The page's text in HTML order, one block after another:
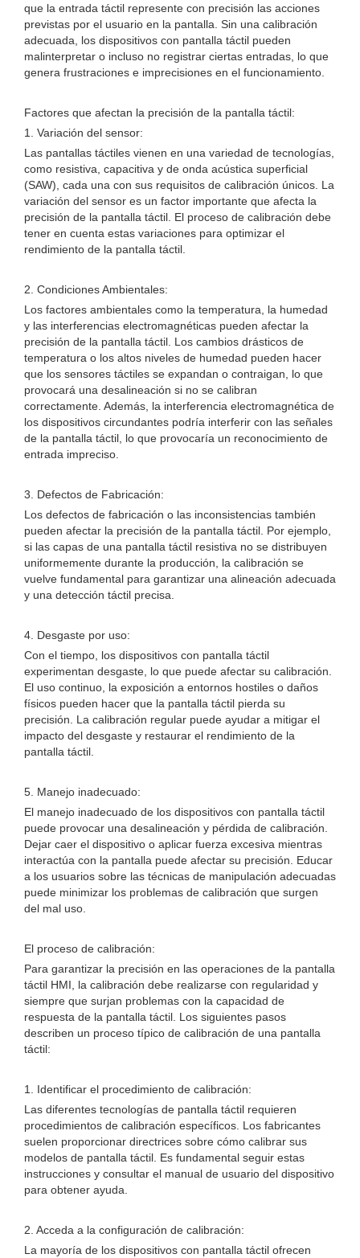
que la entrada táctil represente con precisión las acciones
previstas por el usuario en la pantalla. Sin una calibración
adecuada, los dispositivos con pantalla táctil pueden
malinterpretar o incluso no registrar ciertas entradas, lo que
genera frustraciones e imprecisiones en el funcionamiento.
Factores que afectan la precisión de la pantalla táctil:
1. Variación del sensor:
Las pantallas táctiles vienen en una variedad de tecnologías,
como resistiva, capacitiva y de onda acústica superficial
(SAW), cada una con sus requisitos de calibración únicos. La
variación del sensor es un factor importante que afecta la
precisión de la pantalla táctil. El proceso de calibración debe
tener en cuenta estas variaciones para optimizar el
rendimiento de la pantalla táctil.
2. Condiciones Ambientales:
Los factores ambientales como la temperatura, la humedad
y las interferencias electromagnéticas pueden afectar la
precisión de la pantalla táctil. Los cambios drásticos de
temperatura o los altos niveles de humedad pueden hacer
que los sensores táctiles se expandan o contraigan, lo que
provocará una desalineación si no se calibran
correctamente. Además, la interferencia electromagnética de
los dispositivos circundantes podría interferir con las señales
de la pantalla táctil, lo que provocaría un reconocimiento de
entrada impreciso.
3. Defectos de Fabricación:
Los defectos de fabricación o las inconsistencias también
pueden afectar la precisión de la pantalla táctil. Por ejemplo,
si las capas de una pantalla táctil resistiva no se distribuyen
uniformemente durante la producción, la calibración se
vuelve fundamental para garantizar una alineación adecuada
y una detección táctil precisa.
4. Desgaste por uso:
Con el tiempo, los dispositivos con pantalla táctil
experimentan desgaste, lo que puede afectar su calibración.
El uso continuo, la exposición a entornos hostiles o daños
físicos pueden hacer que la pantalla táctil pierda su
precisión. La calibración regular puede ayudar a mitigar el
impacto del desgaste y restaurar el rendimiento de la
pantalla táctil.
5. Manejo inadecuado:
El manejo inadecuado de los dispositivos con pantalla táctil
puede provocar una desalineación y pérdida de calibración.
Dejar caer el dispositivo o aplicar fuerza excesiva mientras
interactúa con la pantalla puede afectar su precisión. Educar
a los usuarios sobre las técnicas de manipulación adecuadas
puede minimizar los problemas de calibración que surgen
del mal uso.
El proceso de calibración:
Para garantizar la precisión en las operaciones de la pantalla
táctil HMI, la calibración debe realizarse con regularidad y
siempre que surjan problemas con la capacidad de
respuesta de la pantalla táctil. Los siguientes pasos
describen un proceso típico de calibración de una pantalla
táctil:
1. Identificar el procedimiento de calibración:
Las diferentes tecnologías de pantalla táctil requieren
procedimientos de calibración específicos. Los fabricantes
suelen proporcionar directrices sobre cómo calibrar sus
modelos de pantalla táctil. Es fundamental seguir estas
instrucciones y consultar el manual de usuario del dispositivo
para obtener ayuda.
2. Acceda a la configuración de calibración:
La mayoría de los dispositivos con pantalla táctil ofrecen